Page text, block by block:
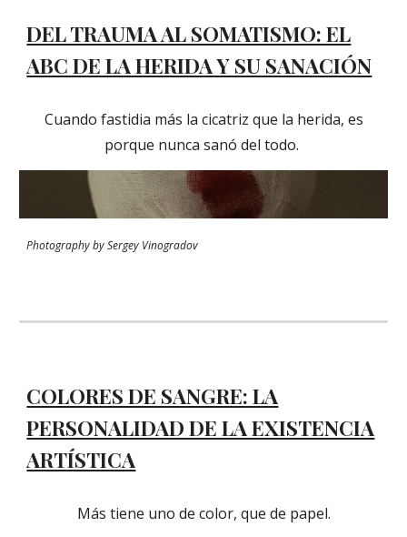
DEL TRAUMA AL SOMATISMO: EL
ABC DE LA HERIDA Y SU SANACIÓN
Cuando fastidia más la cicatriz que la herida, es
porque nunca sanó del todo.
Photography bySergey Vinogradov
COLORES DE SANGRE: LA
PERSONALIDAD DE LA EXISTENCIA
ARTÍSTICA
Más tiene uno de color, que de papel.